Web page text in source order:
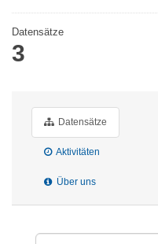
Datensätze
3
Datensätze
Aktivitäten
Über uns